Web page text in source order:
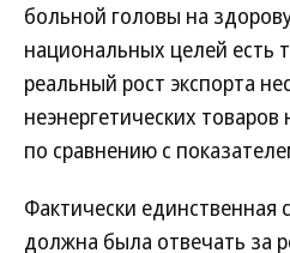
больной головы на
национальных целей есть
реальный рост экспорта
неэнергетических
по сравнению с
Фактически единственная
должна была отвечать за